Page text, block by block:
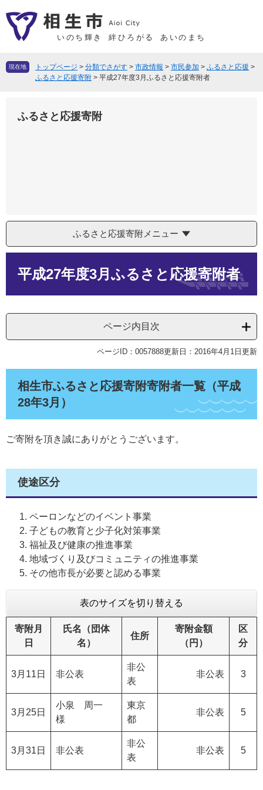
ー
先
ニ
を
いのち輝き 絆ひろがる あいのまち
現在地 トップページ > 分類でさがす > 市政情報 > 市民参加 > ふるさと応援 >
ふるさと応援寄附 > 平成27年度3月ふるさと応援寄附者
ふるさと応援寄附
ふるさと応援寄附メニュー
平成27年度3月ふるさと応援寄附者
ページ内目次
ページID：0057888更新日：2016年4月1日更新
相生市ふるさと応援寄附寄附者一覧（平成
28年3月）
ご寄附を頂き誠にありがとうございます。
使途区分
ペーロンなどのイベント事業
子どもの教育と少子化対策事業
福祉及び健康の推進事業
地域づくり及びコミュニティの推進事業
その他市長が必要と認める事業
表のサイズを切り替える
寄附月
日
氏名（団体
名）
住所
寄附金額
（円）
区
分
3月11日 非公表
非公
表
非公表 3
3月25日
小泉 周一
様
東京
都
非公表 5
3月31日 非公表
非公
表
非公表 5